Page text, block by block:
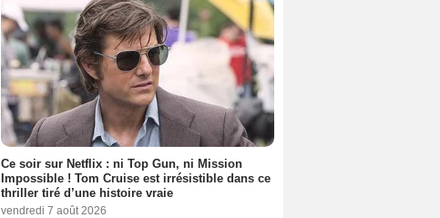
Ce soir sur Netflix : ni Top Gun, ni Mission
Impossible ! Tom Cruise est irrésistible dans ce
thriller tiré d’une histoire vraie
vendredi 7 août 2026